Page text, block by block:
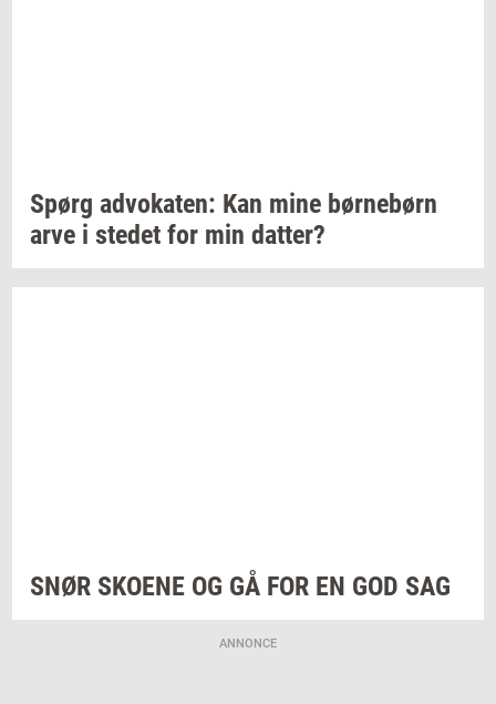
Spørg ad­vo­ka­ten: Kan mine bør­ne­børn
arve i ste­det for min dat­ter?
SNØR SKO­E­NE OG GÅ FOR EN GOD SAG
ANNONCE